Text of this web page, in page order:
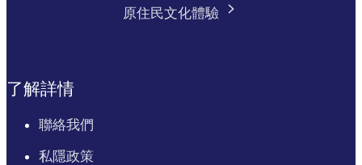
原住民文化體驗
了解詳情
聯絡我們
私隱政策